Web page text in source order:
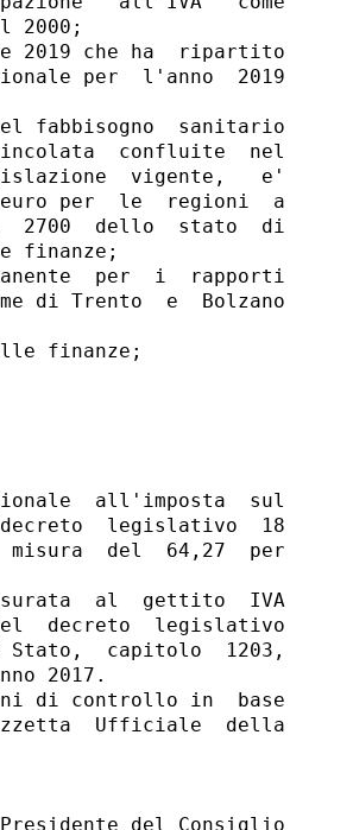
2000;
2019 che ha  ripartito
per  l'anno  2019
fabbisogno  sanitario
confluite  nel
vigente,   e'
euro per  le  regioni  a
2700  dello  stato  di
finanze;
per  i  rapporti
di Trento  e  Bolzano
finanze;
all'imposta  sul
legislativo  18
del  64,27  per
al  gettito  IVA
decreto  legislativo
Stato,  capitolo  1203,
2017.
di controllo in  base
Ufficiale  della
del Consiglio